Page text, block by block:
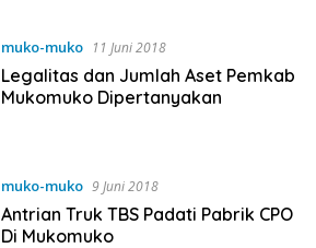
muko-muko 11 Juni 2018
Legalitas dan Jumlah Aset Pemkab
Mukomuko Dipertanyakan
muko-muko 9 Juni 2018
Antrian Truk TBS Padati Pabrik CPO
Di Mukomuko